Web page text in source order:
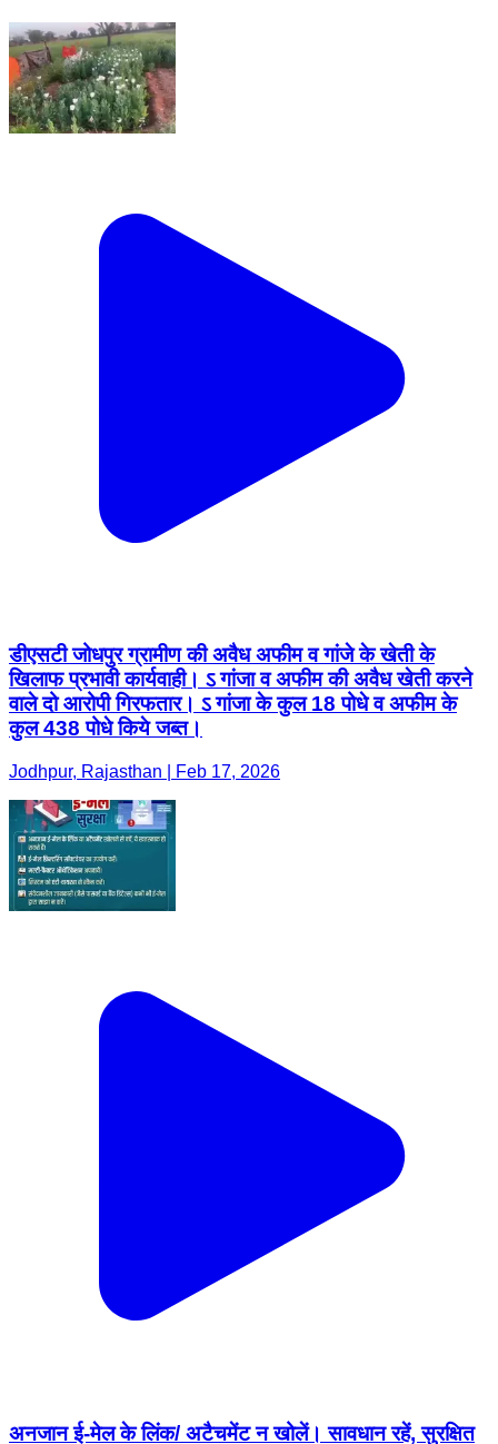
डीएसटी जोधपुर ग्रामीण की अवैध अफीम व गांजे के खेती के
खिलाफ प्रभावी कार्यवाही। ऽ गांजा व अफीम की अवैध खेती करने
वाले दो आरोपी गिरफतार। ऽ गांजा के कुल 18 पोधे व अफीम के
कुल 438 पोधे किये जब्त।
Jodhpur, Rajasthan | Feb 17, 2026
अनजान ई-मेल के लिंक/ अटैचमेंट न खोलें। सावधान रहें, सुरक्षित